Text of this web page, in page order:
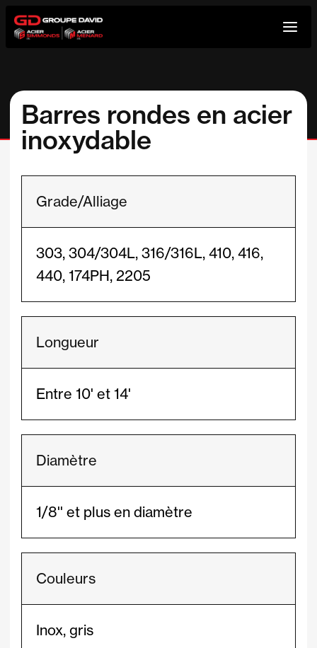
Aller
au
Barres rondes en acier
inoxydable
Grade/Alliage
303, 304/304L, 316/316L, 410, 416,
440, 174PH, 2205
Longueur
Entre 10' et 14'
Diamètre
1/8'' et plus en diamètre
Couleurs
Inox, gris